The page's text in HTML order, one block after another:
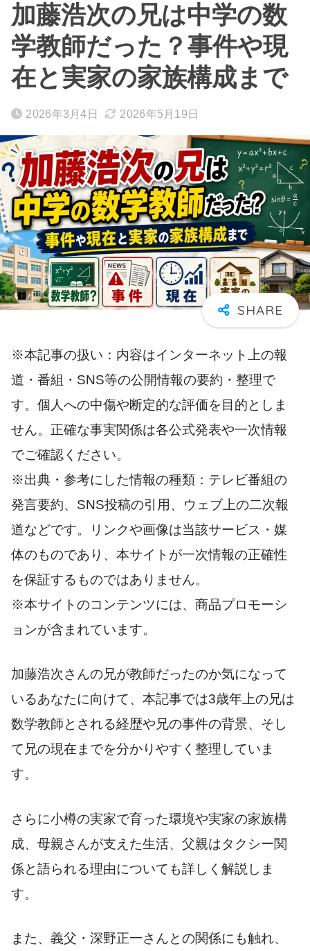
加藤浩次の兄は中学の数
学教師だった？事件や現
在と実家の家族構成まで
2026年3月4日 2026年5月19日
※本記事の扱い：内容はインターネット上の報
道・番組・SNS等の公開情報の要約・整理で
す。個人への中傷や断定的な評価を目的としま
せん。正確な事実関係は各公式発表や一次情報
でご確認ください。
※出典・参考にした情報の種類：テレビ番組の
発言要約、SNS投稿の引用、ウェブ上の二次報
道などです。リンクや画像は当該サービス・媒
体のものであり、本サイトが一次情報の正確性
を保証するものではありません。
※本サイトのコンテンツには、商品プロモーシ
ョンが含まれています。
加藤浩次さんの兄が教師だったのか気になって
いるあなたに向けて、本記事では3歳年上の兄は
数学教師とされる経歴や兄の事件の背景、そし
て兄の現在までを分かりやすく整理していま
す。
さらに小樽の実家で育った環境や実家の家族構
成、母親さんが支えた生活、父親はタクシー関
係と語られる理由についても詳しく解説しま
す。
また、義父・深野正一さんとの関係にも触れ、